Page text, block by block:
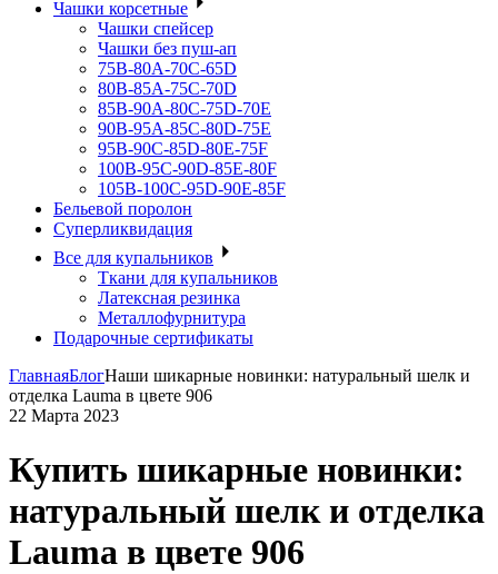
Чашки корсетные
Чашки спейсер
Чашки без пуш-ап
75В-80А-70С-65D
80В-85А-75С-70D
85В-90А-80С-75D-70E
90B-95A-85C-80D-75E
95B-90C-85D-80E-75F
100B-95C-90D-85E-80F
105B-100C-95D-90E-85F
Бельевой поролон
Суперликвидация
Все для купальников
Ткани для купальников
Латексная резинка
Металлофурнитура
Подарочные сертификаты
ГлавнаяБлогНаши шикарные новинки: натуральный шелк и
отделка Lauma в цвете 906
22 Марта 2023
Купить шикарные новинки:
натуральный шелк и отделка
Lauma в цвете 906